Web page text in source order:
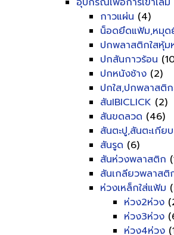
กาวแผ่น (4)
น็อดยึดแฟ้ม,หมุ
ปกพลาสติกใสหุ้ม
ปกสันกาวร้อน
ปกหนังช้าง (2)
ปกใส,ปกพลาสติ
สันIBICLICK (2)
สันขดลวด (46)
สันตะปู,สันตะเกียบ
สันรูด (6)
สันห่วงพลาสติก
สันเกลียวพลาสติ
ห่วงเหล็กใส่แฟ้ม
ห่วง2ห่วง
ห่วง3ห่วง
ห่วง4ห่วง